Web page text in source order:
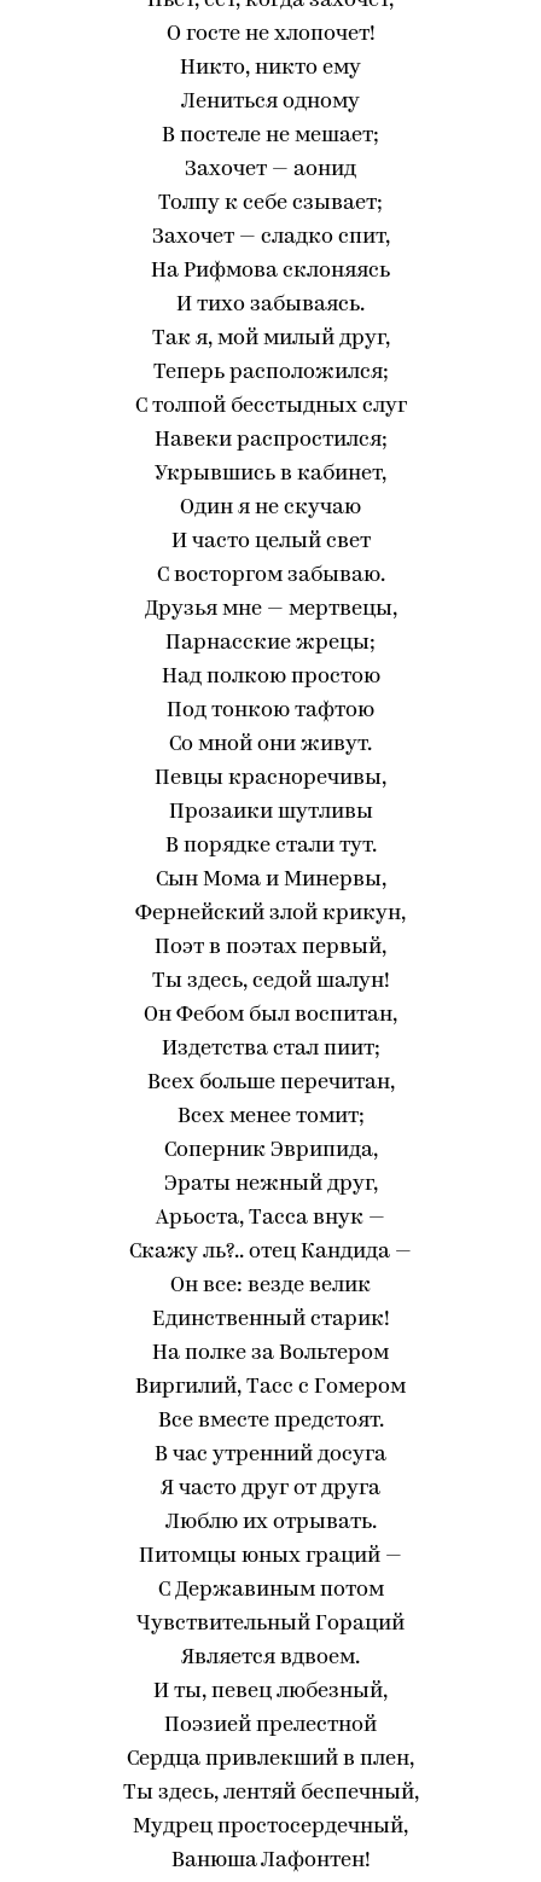
О госте не хлопочет!
Никто, никто ему
Лениться одному
В постеле не мешает;
Захочет — аонид
Толпу к себе сзывает;
Захочет — сладко спит,
На Рифмова склоняясь
И тихо забываясь.
Так я, мой милый друг,
Теперь расположился;
С толпой бесстыдных слуг
Навеки распростился;
Укрывшись в кабинет,
Один я не скучаю
И часто целый свет
С восторгом забываю.
Друзья мне — мертвецы,
Парнасские жрецы;
Над полкою простою
Под тонкою тафтою
Со мной они живут.
Певцы красноречивы,
Прозаики шутливы
В порядке стали тут.
Сын Мома и Минервы,
Фернейский злой крикун,
Поэт в поэтах первый,
Ты здесь, седой шалун!
Он Фебом был воспитан,
Издетства стал пиит;
Всех больше перечитан,
Всех менее томит;
Соперник Эврипида,
Эраты нежный друг,
Арьоста, Тасса внук —
Скажу ль?.. отец Кандида —
Он все: везде велик
Единственный старик!
На полке за Вольтером
Виргилий, Тасс с Гомером
Все вместе предстоят.
В час утренний досуга
Я часто друг от друга
Люблю их отрывать.
Питомцы юных граций —
С Державиным потом
Чувствительный Гораций
Является вдвоем.
И ты, певец любезный,
Поэзией прелестной
Сердца привлекший в плен,
Ты здесь, лентяй беспечный,
Мудрец простосердечный,
Ванюша Лафонтен!